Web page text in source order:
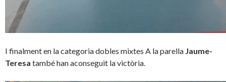
I finalment en la categoria dobles mixtes A la parella Jaume-
Teresa també han aconseguit la victòria.